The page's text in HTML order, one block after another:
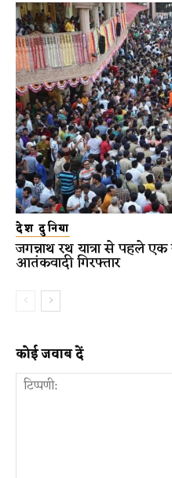
देश दुनिया
जगन्नाथ रथ यात्रा से पहले
आतंकवादी गिरफ्तार
कोई जवाब दें